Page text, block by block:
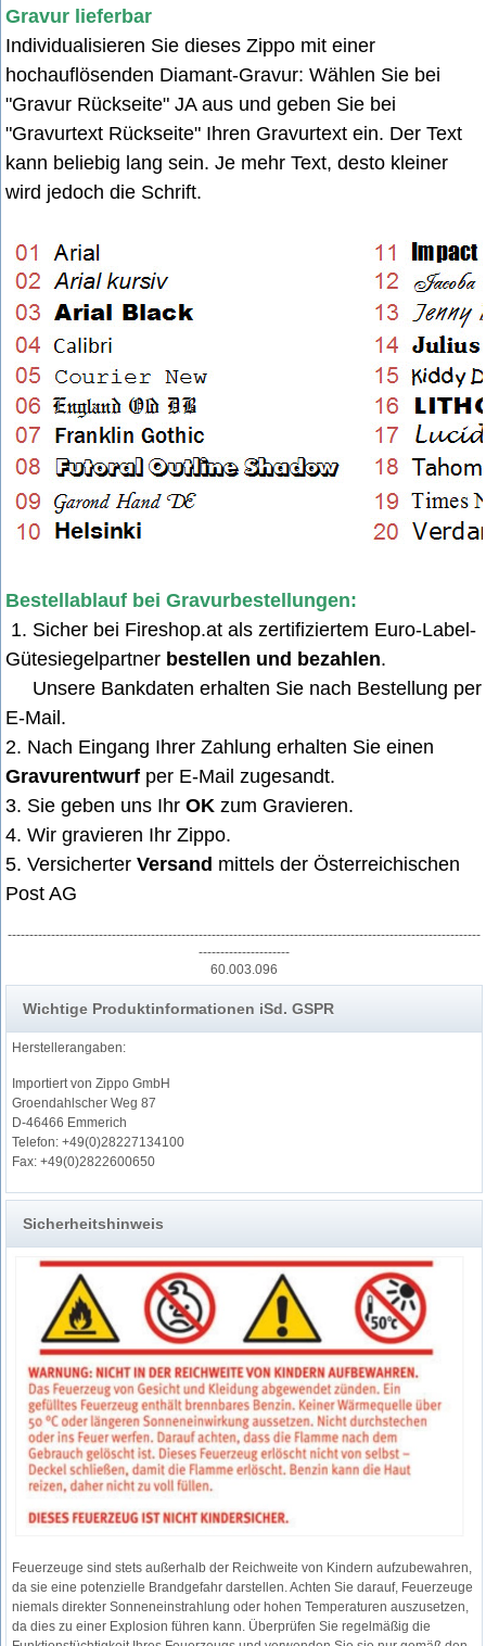
Gravur lieferbar
Individualisieren Sie dieses Zippo mit einer
hochauflösenden Diamant-Gravur: Wählen Sie bei
"Gravur Rückseite" JA aus und geben Sie bei
"Gravurtext Rückseite" Ihren Gravurtext ein. Der Text
kann beliebig lang sein. Je mehr Text, desto kleiner
wird jedoch die Schrift.
Bestellablauf bei Gravurbestellungen:
1. Sicher bei Fireshop.at als zertifiziertem Euro-Label-
Gütesiegelpartner bestellen und bezahlen.
Unsere Bankdaten erhalten Sie nach Bestellung per
E-Mail .
2. Nach Eingang Ihrer Zahlung erhalten Sie einen
Gravurentwurf per E-Mail zugesandt.
3. Sie geben uns IhrOK zum Gravieren.
4. Wir gravieren Ihr Zippo.
5. VersicherterVersand mittels der Österreichischen
Post AG
-------------------------------------------------------------------------------------------------------------
---------------------
60.003.096
Wichtige Produktinformationen iSd. GSPR
Herstellerangaben:
Importiert von Zippo GmbH
Groendahlscher Weg 87
D-46466 Emmerich
Telefon: +49(0)28227134100
Fax: +49(0)2822600650
Sicherheitshinweis
Feuerzeuge sind stets außerhalb der Reichweite von Kindern aufzubewahren,
da sie eine potenzielle Brandgefahr darstellen. Achten Sie darauf, Feuerzeuge
niemals direkter Sonneneinstrahlung oder hohen Temperaturen auszusetzen,
da dies zu einer Explosion führen kann. Überprüfen Sie regelmäßig die